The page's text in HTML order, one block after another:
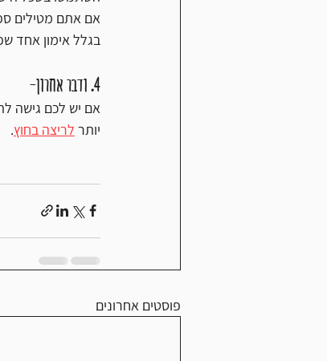
אם אתם מטילים
בגלל אימון אחד
4. ודבר אחרון-
יותר לריצה בחוץ.
פוסטים אחרונים